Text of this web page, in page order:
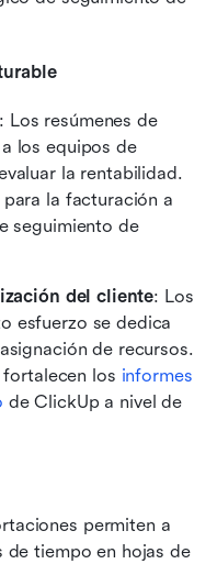
: Los resúmenes de
los equipos de
la rentabilidad.
para la facturación a
seguimiento de
del cliente: Los
esfuerzo se dedica
de recursos.
fortalecen los informes
de ClickUp a nivel de
permiten a
de tiempo en hojas de